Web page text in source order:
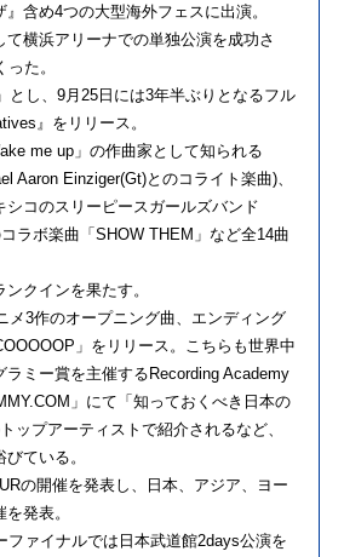
含め4つの大型海外フェスに出演。
て横浜アリーナでの単独公演を成功さ
た。
とし、9月25日には3年半ぶりとなるフル
』をリリース。
me up」の作曲家として知られる
Aaron Einziger(Gt)とのコライト楽曲)、
シコのスリーピースガールズバンド
コラボ楽曲「SHOW THEM」など全14曲
クインを果たす。
メ3作のオープニング曲、エンディング
」をリリース。こちらも世界中
ラミー賞を主催するRecording Academy
」にて「知っておくべき日本の
ップアーティストで紹介されるなど、
ている。
の開催を発表し、日本、アジア、ヨー
発表。
ファイナルでは日本武道館2days公演を